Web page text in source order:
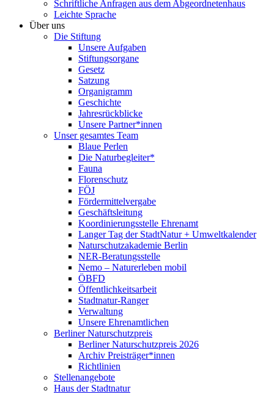
Schriftliche Anfragen aus dem Abgeordnetenhaus
Leichte Sprache
Über uns
Die Stiftung
Unsere Aufgaben
Stiftungsorgane
Gesetz
Satzung
Organigramm
Geschichte
Jahresrückblicke
Unsere Partner*innen
Unser gesamtes Team
Blaue Perlen
Die Naturbegleiter*
Fauna
Florenschutz
FÖJ
Fördermittelvergabe
Geschäftsleitung
Koordinierungsstelle Ehrenamt
Langer Tag der StadtNatur + Umweltkalender
Naturschutzakademie Berlin
NER-Beratungsstelle
Nemo – Naturerleben mobil
ÖBFD
Öffentlichkeitsarbeit
Stadtnatur-Ranger
Verwaltung
Unsere Ehrenamtlichen
Berliner Naturschutzpreis
Berliner Naturschutzpreis 2026
Archiv Preisträger*innen
Richtlinien
Stellenangebote
Haus der Stadtnatur